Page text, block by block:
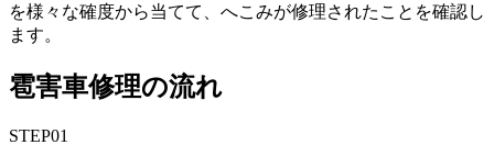
を様々な確度から当てて、へこみが修理されたことを確認し
ます。
雹害車修理の流れ
STEP01